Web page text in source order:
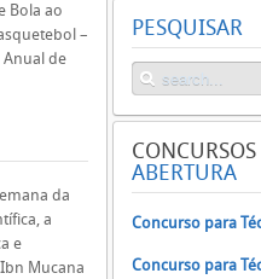
Bola ao
–
Anual de
da
a
e
Mucana
PESQUISAR
CONCURSOS
ABERTURA
Concurso para
Concurso para